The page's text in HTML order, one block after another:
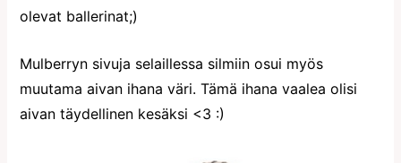
olevat ballerinat;)
Mulberryn sivuja selaillessa silmiin osui myös
muutama aivan ihana väri. Tämä ihana vaalea olisi
aivan täydellinen kesäksi <3 :)